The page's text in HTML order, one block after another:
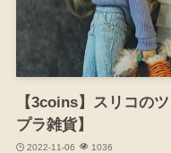
【3coins】スリコの
プラ雑貨】
2022-11-06 1036